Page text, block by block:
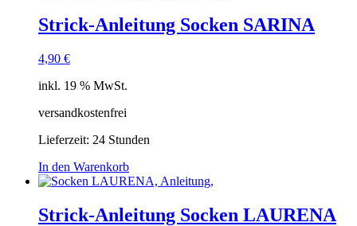
Strick-Anleitung Socken SARINA
4,90 €
inkl. 19 % MwSt.
versandkostenfrei
Lieferzeit: 24 Stunden
In den Warenkorb
Strick-Anleitung Socken LAURENA